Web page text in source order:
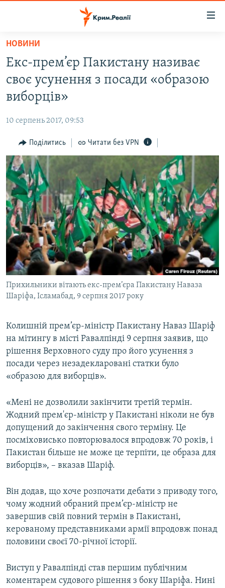
Перейти
основного
матеріалу
Перейти
до
основної
навігації
Перейти
до
пошуку
ВОДА.КРИМ
ВІДЕО ТА ФОТО
БЛОГИ
ПОГЛЯД
ІНТЕРВ'Ю
ВСЕ ЗА ДЕНЬ
СПЕЦПРОЕКТИ
ДЕПОРТАЦІЯ
ВІДЕОУРОКИ «ELIFBE»
СВІДЧЕННЯ ОКУПАЦІЇ
УКРАЇНСЬКА ПРОБЛЕМА КРИМУ
ІНФОГРАФІКА
ЯК ОБІЙТИ БЛОКУВАННЯ
Русский
Qırımtatar
ДОЛУЧАЙСЯ!
Усі сайти RFE/RL
НОВИНИ
Екс-прем’єр Пакистану називає
своє усунення з посади «образою
виборців»
10 серпень 2017, 09:53
Поділитись Читати без VPN
Прихильники вітають екс-прем’єра Пакистану Наваза
Шаріфа, Ісламабад, 9 серпня 2017 року
Колишній прем’єр-міністр Пакистану Наваз Шаріф
на мітингу в місті Равалпінді 9 серпня заявив, що
рішення Верховного суду про його усунення з
посади через незадекларовані статки було
«образою для виборців».
«Мені не дозволили закінчити третій термін.
Жодний прем'єр-міністр у Пакистані ніколи не був
допущений до закінчення свого терміну. Це
посміховисько повторювалося впродовж 70 років, і
Пакистан більше не може це терпіти, це образа для
виборців», – вказав Шаріф.
Він додав, що хоче розпочати дебати з приводу того,
чому жодний обраний прем’єр-міністр не
завершив свій повний термін в Пакистані,
керованому представниками армії впродовж понад
половини своєї 70-річної історії.
Виступ у Равалпінді став першим публічним
коментарем судового рішення з боку Шаріфа. Нині